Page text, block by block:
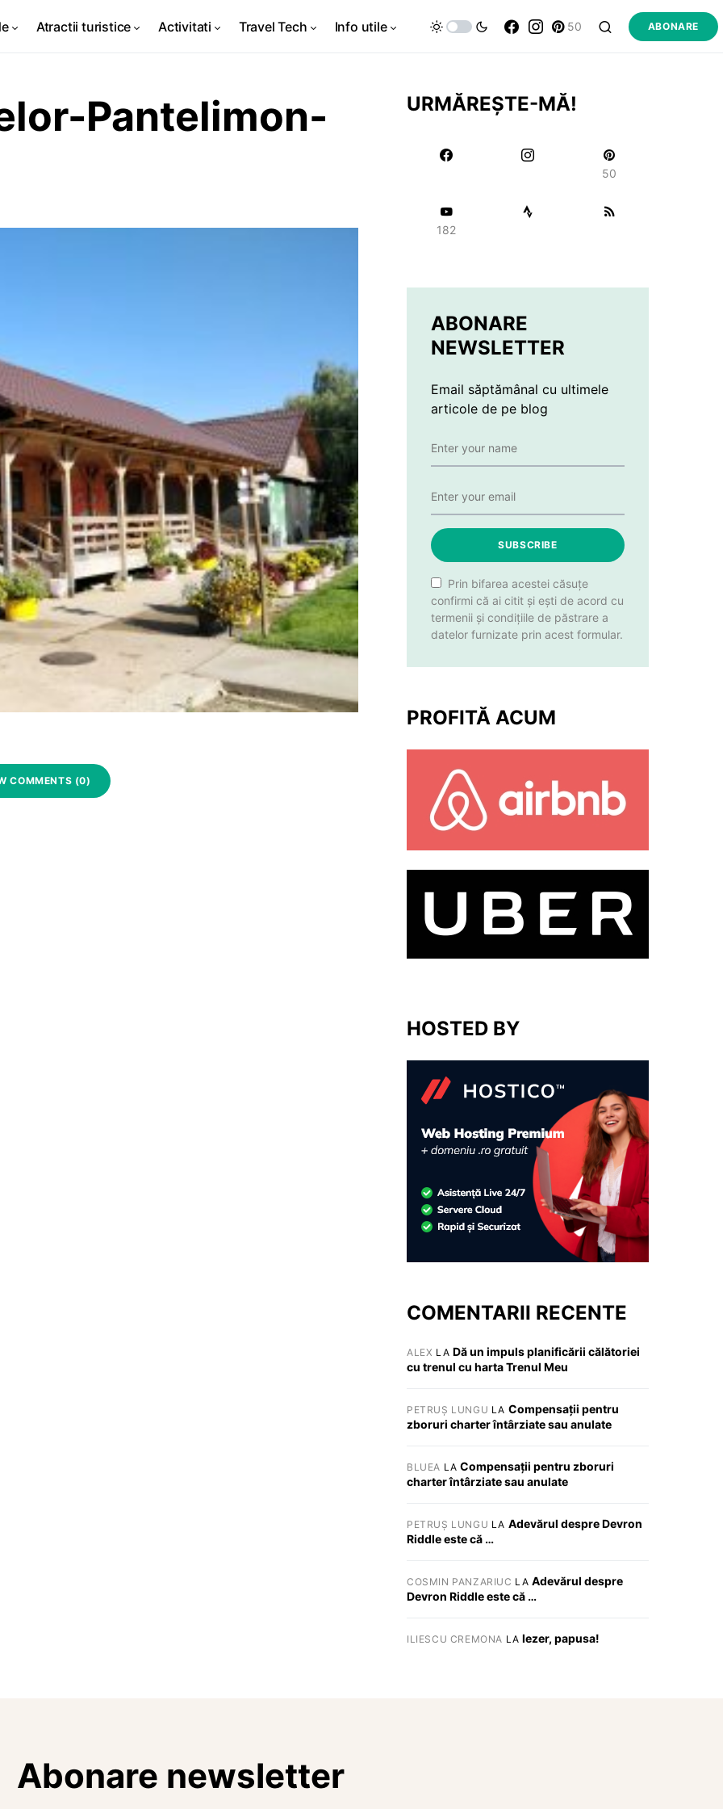
Atractii turistice Activitati Travel Tech Info utile 50 ABONARE
Pantelimon-
COMMENTS (0)
URMĂREȘTE-MĂ!
50
182
ABONARE
NEWSLETTER
Email săptămânal cu ultimele
articole de pe blog
SUBSCRIBE
Prin bifarea acestei căsuțe
confirmi că ai citit și ești de acord cu
termenii și condițiile de păstrare a
datelor furnizate prin acest formular.
PROFITĂ ACUM
HOSTED BY
COMENTARII RECENTE
ALEX LA Dă un impuls planificării călătoriei
cu trenul cu harta Trenul Meu
PETRUȘ LUNGU LA Compensații pentru
zboruri charter întârziate sau anulate
BLUEA LACompensații pentru zboruri
charter întârziate sau anulate
PETRUȘ LUNGU LA Adevărul despre Devron
Riddle este că …
COSMIN PANZARIUC LA Adevărul despre
Devron Riddle este că …
ILIESCU CREMONA LA Iezer, papusa!
Abonare newsletter